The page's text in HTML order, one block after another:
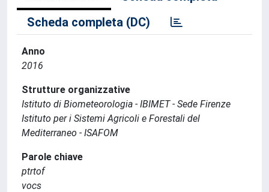
Scheda completa (DC)
Anno
2016
Strutture organizzative
Istituto di Biometeorologia - IBIMET - Sede Firenze
Istituto per i Sistemi Agricoli e Forestali del
Mediterraneo - ISAFOM
Parole chiave
ptrtof
vocs